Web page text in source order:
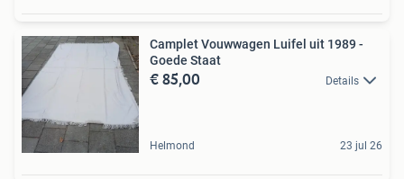
Camplet Vouwwagen Luifel uit 1989 -
Goede Staat
€ 85,00 Details
Helmond 23 jul 26